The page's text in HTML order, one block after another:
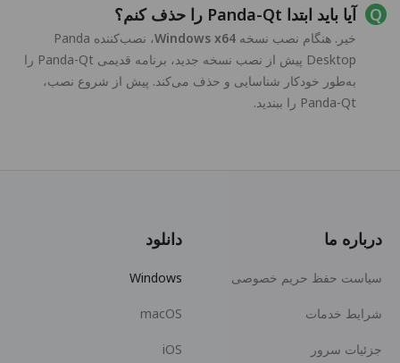
آیا باید ابتدا Panda-Qt را حذف کنم؟
خیر. هنگام نصب نسخه Windows x64
، نصب‌کننده Panda
Desktop پیش از نصب نسخه جدید، برنامه قدیمی Panda-Qt را
به‌طور خودکار شناسایی و حذف می‌کند. پیش از شروع نصب،
Panda-Qt را ببندید.
درباره ما
سیاست حفظ حریم خصوصی
شرایط خدمات
جزئیات سرور
دانلود
Windows
macOS
iOS